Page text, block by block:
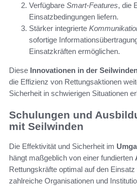
Verfügbare Smart-Features, die
Einsatzbedingungen liefern.
Stärker integrierte
sofortige
Einsatzkräften ermöglichen.
Diese Innovationen in der
die Effizienz von Rettungsaktionen
Sicherheit in schwierigen Situationen
Schulungen und
mit Seilwinden
Die Effektivität und Sicherheit im
hängt maßgeblich von einer fundierten
Rettungskräfte optimal auf den
zahlreiche Organisationen und